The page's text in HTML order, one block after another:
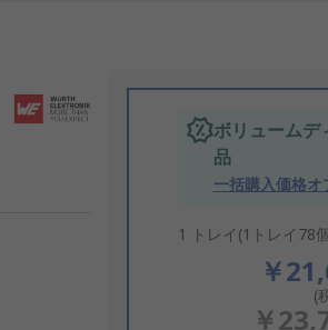
ボリュームデ
品
一括購入価格
1 トレイ(1トレイ78
￥
(
￥